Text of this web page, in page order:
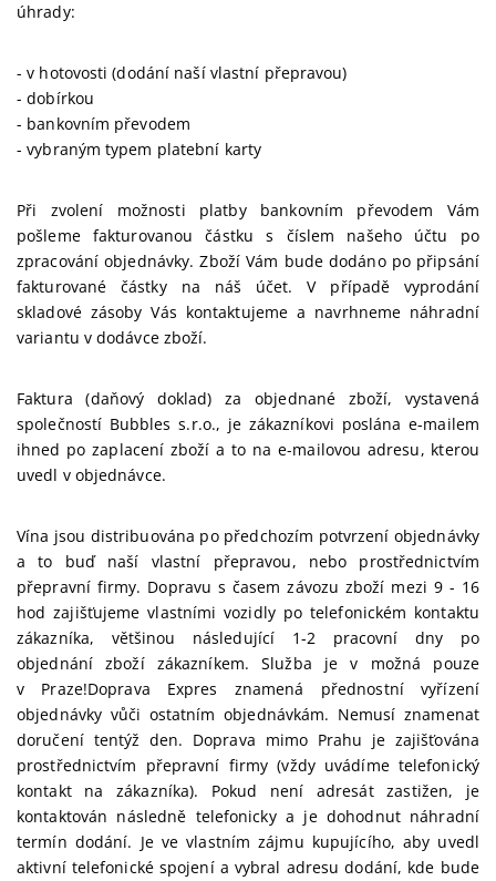
úhrady:
- v hotovosti (dodání naší vlastní přepravou)
- dobírkou
- bankovním převodem
- vybraným typem platební karty
Při zvolení možnosti platby bankovním převodem Vám
pošleme fakturovanou částku s číslem našeho účtu po
zpracování objednávky. Zboží Vám bude dodáno po připsání
fakturované částky na náš účet. V případě vyprodání
skladové zásoby Vás kontaktujeme a navrhneme náhradní
variantu v dodávce zboží.
Faktura (daňový doklad) za objednané zboží, vystavená
společností Bubbles s.r.o., je zákazníkovi poslána e-mailem
ihned po zaplacení zboží a to na e-mailovou adresu, kterou
uvedl v objednávce.
Vína jsou distribuována po předchozím potvrzení objednávky
a to buď naší vlastní přepravou, nebo prostřednictvím
přepravní firmy. Dopravu s časem závozu zboží mezi 9 - 16
hod zajišťujeme vlastními vozidly po telefonickém kontaktu
zákazníka, většinou následující 1-2 pracovní dny po
objednání zboží zákazníkem.Služba je v možná pouze
v Praze!Doprava Expres znamená přednostní vyřízení
objednávky vůči ostatním objednávkám. Nemusí znamenat
doručení tentýž den. Doprava mimo Prahu je zajišťována
prostřednictvím přepravní firmy (vždy uvádíme telefonický
kontakt na zákazníka). Pokud není adresát zastižen, je
kontaktován následně telefonicky a je dohodnut náhradní
termín dodání. Je ve vlastním zájmu kupujícího, aby uvedl
aktivní telefonické spojení a vybral adresu dodání, kde bude